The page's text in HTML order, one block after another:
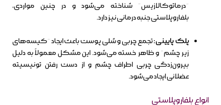
“درماتوکالازیس” شناخته می‌شود و در چنین مواردی،
بلفاروپلاستی جنبه درمانی نیز دارد.
پلک پایینی:تجمع چربی و شلی پوست باعث ایجاد “کیسه‌های
زیر چشم” و ظاهر خسته می‌شود. این مشکل معمولاً به دلیل
بیرون‌زدگی چربی اطراف چشم و از دست رفتن تونیسیته
عضلانی ایجاد می‌شود.
انواع بلفاروپلاستی